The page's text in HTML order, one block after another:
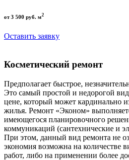
от 3 500 руб. м2
Оставить заявку
Косметический ремонт
Предполагает быстрое,
Это самый простой и недорогой
цене, который может кардинально
жилья. Ремонт «Эконом»
имеющегося планировочного
коммуникаций (сантехнические и
При этом, данный вид ремонта не
экономия возможна на количестве
работ, либо на применении более